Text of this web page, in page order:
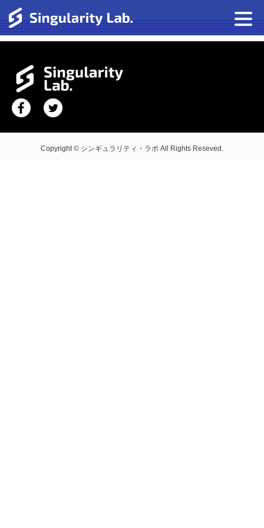
Copyright © シンギュラリティ・ラボ All Rights Reseved.